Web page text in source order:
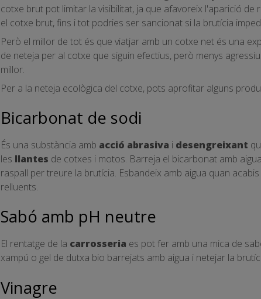
cotxe brut pot limitar la visibilitat, ja que afavoreix l'aparició
el cotxe brut, fins i tot podries ser sancionat si la brutícia
Però el millor de tot és que viatjar amb un cotxe net és una
de neteja per al cotxe que siguin efectius, però menys
millor.
Per a la neteja ecològica del cotxe, pots aprofitar alguns
Bicarbonat de sodi
És una substància amb acció abrasiva i desengreixant
les llantes de cotxes i motos. Barreja el bicarbonat amb
raspall per treure la brutícia. Esbandeix amb aigua quan
relluents.
Sabó amb pH neutre
El rentatge de la carrosseria es pot fer amb una mica de
xampú o gel de dutxa bio barrejats amb aigua i netejar la
Vinagre